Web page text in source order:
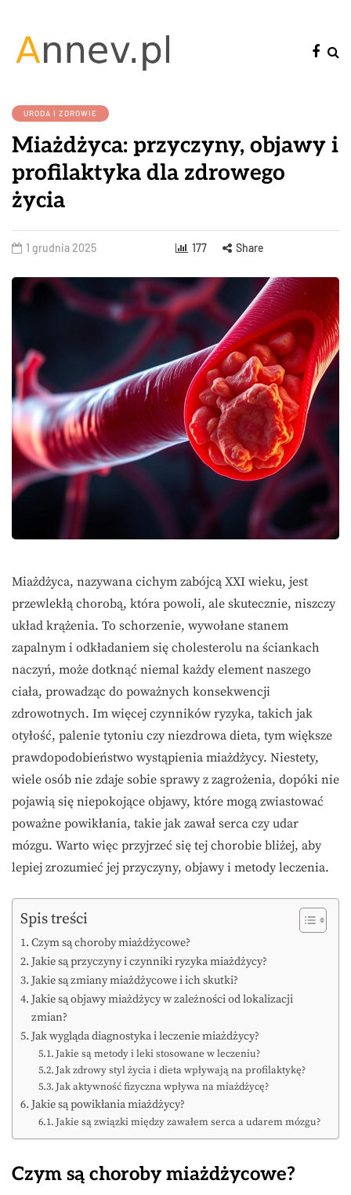
URODA I ZDROWIE
Miażdżyca: przyczyny, objawy i
profilaktyka dla zdrowego
życia
1 grudnia 2025 177 Share
Miażdżyca, nazywana cichym zabójcą XXI wieku, jest
przewlekłą chorobą, która powoli, ale skutecznie, niszczy
układ krążenia. To schorzenie, wywołane stanem
zapalnym i odkładaniem się cholesterolu na ściankach
naczyń, może dotknąć niemal każdy element naszego
ciała, prowadząc do poważnych konsekwencji
zdrowotnych. Im więcej czynników ryzyka, takich jak
otyłość, palenie tytoniu czy niezdrowa dieta, tym większe
prawdopodobieństwo wystąpienia miażdżycy. Niestety,
wiele osób nie zdaje sobie sprawy z zagrożenia, dopóki nie
pojawią się niepokojące objawy, które mogą zwiastować
poważne powikłania, takie jak zawał serca czy udar
mózgu. Warto więc przyjrzeć się tej chorobie bliżej, aby
lepiej zrozumieć jej przyczyny, objawy i metody leczenia.
Spis treści
Czym są choroby miażdżycowe?
Jakie są przyczyny i czynniki ryzyka miażdżycy?
Jakie są zmiany miażdżycowe i ich skutki?
Jakie są objawy miażdżycy w zależności od lokalizacji
zmian?
Jak wygląda diagnostyka i leczenie miażdżycy?
Jakie są metody i leki stosowane w leczeniu?
Jak zdrowy styl życia i dieta wpływają na profilaktykę?
Jak aktywność fizyczna wpływa na miażdżycę?
Jakie są powikłania miażdżycy?
Jakie są związki między zawałem serca a udarem mózgu?
Czym są choroby miażdżycowe?